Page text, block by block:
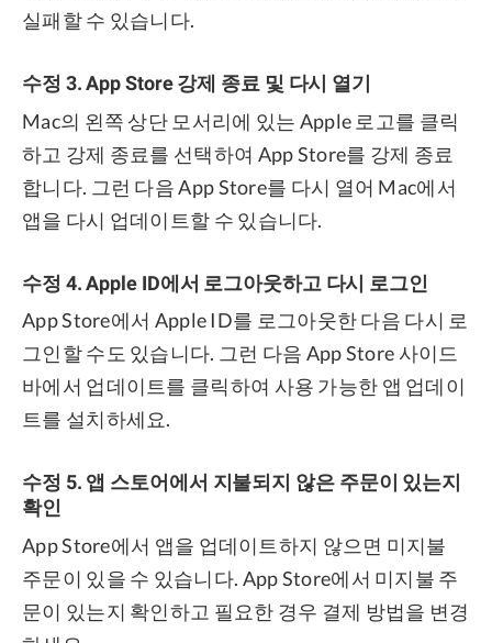
실패할 수 있습니다.
수정 3. App Store 강제 종료 및 다시 열기
Mac의 왼쪽 상단 모서리에 있는 Apple 로고를 클릭
하고 강제 종료를 선택하여 App Store를 강제 종료
합니다. 그런 다음 App Store를 다시 열어 Mac에서
앱을 다시 업데이트할 수 있습니다.
수정 4. Apple ID에서 로그아웃하고 다시 로그인
App Store에서 Apple ID를 로그아웃한 다음 다시 로
그인할 수도 있습니다. 그런 다음 App Store 사이드
바에서 업데이트를 클릭하여 사용 가능한 앱 업데이
트를 설치하세요.
수정 5. 앱 스토어에서 지불되지 않은 주문이 있는지
확인
App Store에서 앱을 업데이트하지 않으면 미지불
주문이 있을 수 있습니다. App Store에서 미지불 주
문이 있는지 확인하고 필요한 경우 결제 방법을 변경